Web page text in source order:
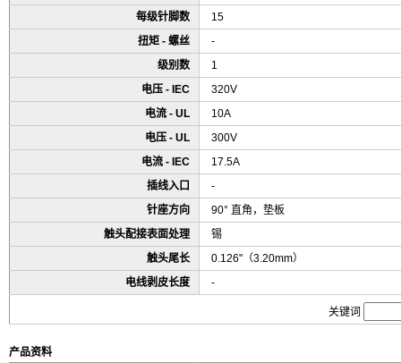
每级针脚数
15
扭矩 - 螺丝
-
级别数
1
电压 - IEC
320V
电流 - UL
10A
电压 - UL
300V
电流 - IEC
17.5A
插线入口
-
针座方向
90° 直角，垫板
触头配接表面处理
锡
触头尾长
0.126"（3.20mm）
电线剥皮长度
-
关键词
产品资料